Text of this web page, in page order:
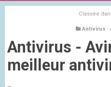
Classée
Antivirus -
Antivirus -
meilleur